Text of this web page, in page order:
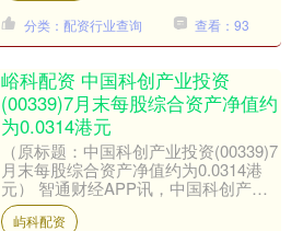
分类：配资行业查询 查看：93
峪科配资 中国科创产业投资
(00339)7月末每股综合资产净值约
为0.0314港元
（原标题：中国科创产业投资(00339)7
月末每股综合资产净值约为0.0314港
元） 智通财经APP讯，中国科创产业
投资(00339)发布公告，于2025年7月....
屿科配资